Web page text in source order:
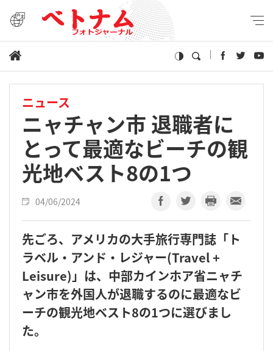
ニュース
ニャチャン市 退職者に
とって最適なビーチの観
光地ベスト8の1つ
04/06/2024
先ごろ、アメリカの大手旅行専門誌「ト
ラベル・アンド・レジャー(Travel +
Leisure)」は、中部カインホア省ニャチ
ャン市を外国人が退職するのに最適なビ
ーチの観光地ベスト8の1つに選びまし
た。